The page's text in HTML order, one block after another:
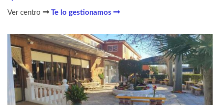
Ver centro Te lo gestionamos